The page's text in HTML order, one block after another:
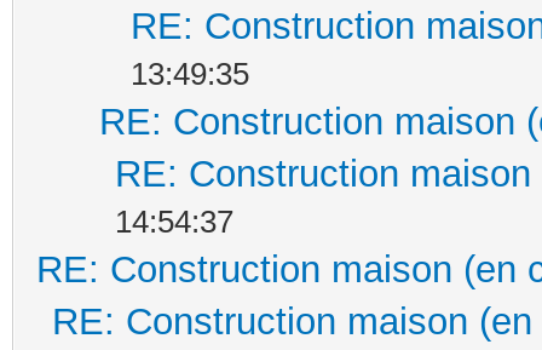
RE: Construction
13:49:35
RE: Construction maison
RE: Construction
14:54:37
RE: Construction maison (en
RE: Construction maison